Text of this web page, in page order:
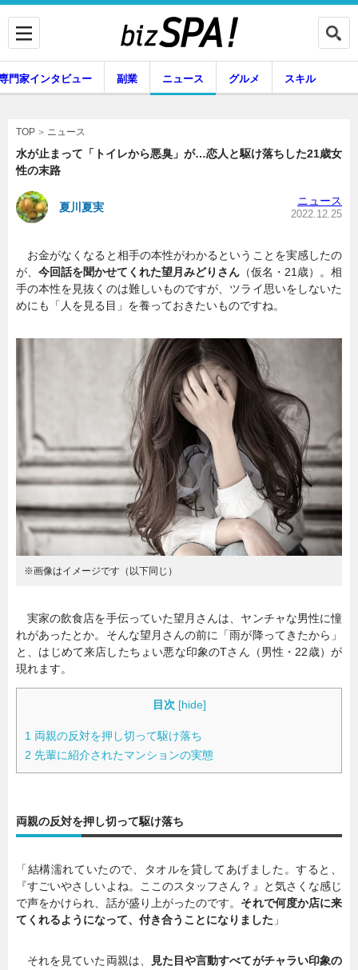
専門家インタビュー
副業 ニュース
エンタメ
連載一覧
門家インタビュー 副業 ニュース グルメ スキル
TOP ニュース
水が止まって「トイレから悪臭」が…恋人と駆け落ちした21歳女
性の末路
夏川夏実 ニュース
2022.12.25
お金がなくなると相手の本性がわかるということを実感したの
が、 今回話を聞かせてくれた望月みどりさん （仮名・21歳）。相
手の本性を見抜くのは難しいものですが、ツライ思いをしないた
めにも「人を見る目」を養っておきたいものですね。
※画像はイメージです（以下同じ）
実家の飲食店を手伝っていた望月さんは、ヤンチャな男性に憧
れがあったとか。そんな望月さんの前に「雨が降ってきたから」
と、はじめて来店したちょい悪な印象のTさん（男性・22歳）が
現れます。
目次 [hide]
1 両親の反対を押し切って駆け落ち
2 先輩に紹介されたマンションの実態
両親の反対を押し切って駆け落ち
「結構濡れていたので、タオルを貸してあげました。すると、
『すごいやさしいよね。ここのスタッフさん？』と気さくな感じ
で声をかけられ、話が盛り上がったのです。 それで何度か店に来
てくれるようになって、付き合うことになりました 」
それを見ていた両親は、
見た目や言動すべてがチャラい印象の